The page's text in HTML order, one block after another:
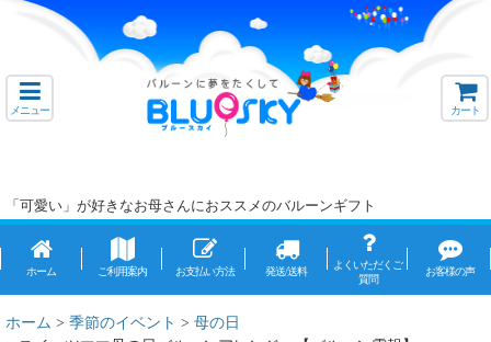
「可愛い」が好きなお母さんにおススメのバルーンギフト
メニュー カート
ホーム ご利用案内 お支払い方法 発送/送料
よくいただくご
質問
お客様の声
ホーム > 季節のイベント > 母の日